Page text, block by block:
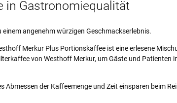
in Gastronomiequalität
angenehm würzigen Geschmackserlebnis.
Merkur Plus Portionskaffee ist eine erlesene
von Westhoff Merkur, um Gäste und Patienten
der Kaffeemenge und Zeit einsparen beim